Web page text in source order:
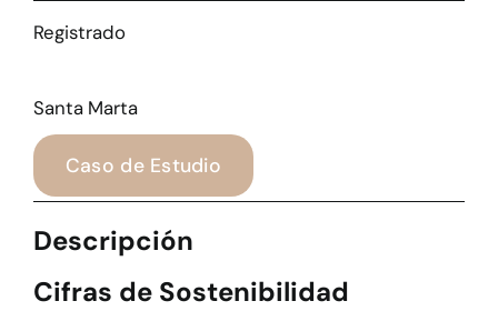
Registrado
Santa Marta
Caso de Estudio
Descripción
Cifras de Sostenibilidad